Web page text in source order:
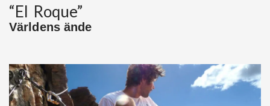
“El Roque”
Världens ände